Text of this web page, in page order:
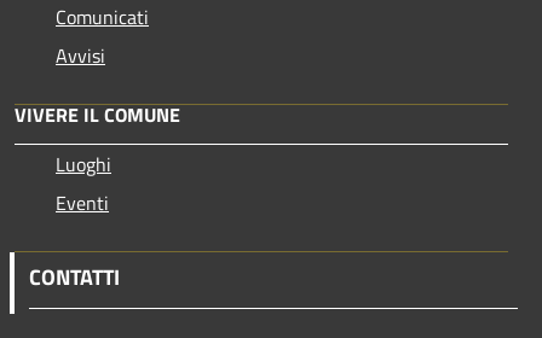
Comunicati
Avvisi
VIVERE IL COMUNE
Luoghi
Eventi
CONTATTI